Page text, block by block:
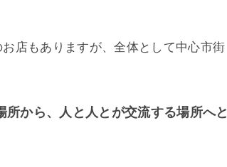
店もありますが、全体として中心市街
から、人と人とが交流する場所へと